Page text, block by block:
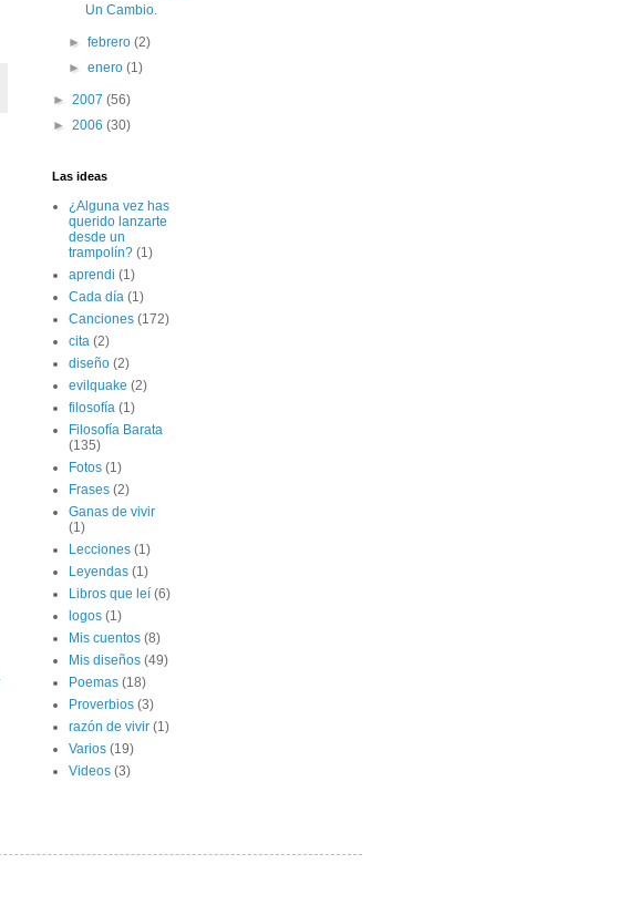
Un Cambio.
►febrero(2)
►enero(1)
► 2007 (56)
► 2006 (30)
Las ideas
¿Alguna vez has
querido lanzarte
desde un
trampolín? (1)
aprendi (1)
Cada día (1)
Canciones (172)
cita (2)
diseño (2)
evilquake (2)
filosofía (1)
Filosofía Barata
(135)
Fotos (1)
Frases (2)
Ganas de vivir
(1)
Lecciones (1)
Leyendas (1)
Libros que leí (6)
logos (1)
Mis cuentos (8)
Mis diseños (49)
Poemas (18)
Proverbios (3)
razón de vivir (1)
Varios (19)
Videos (3)